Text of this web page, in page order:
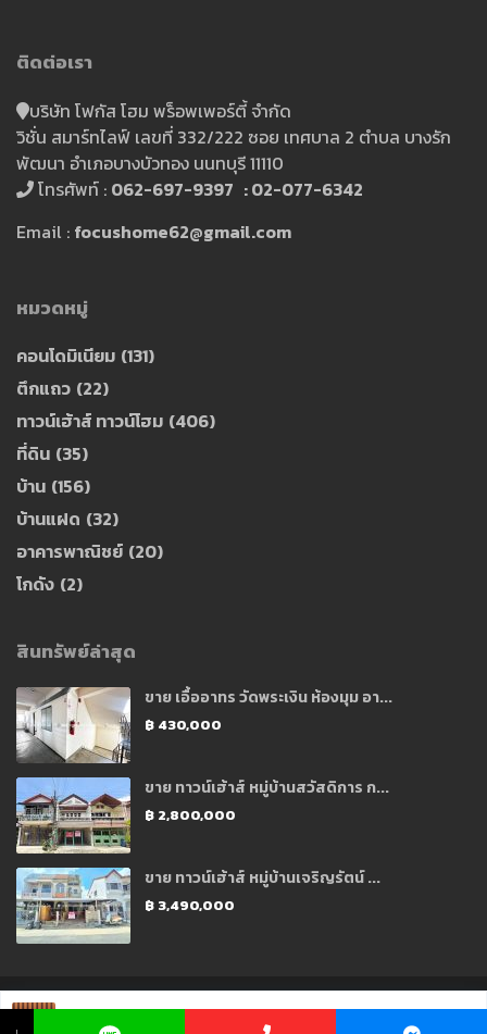
ติดต่อเรา
บริษัท โฟกัส โฮม พร็อพเพอร์ตี้ จำกัด
วิชั่น สมาร์ทไลฟ์ เลขที่ 332/222 ซอย เทศบาล 2 ตำบล บางรัก
พัฒนา อำเภอบางบัวทอง นนทบุรี 11110
โทรศัพท์ : 062-697-9397 : 02-077-6342
Email : focushome62@gmail.com
หมวดหมู่
คอนโดมิเนียม (131)
ตึกแถว (22)
ทาวน์เฮ้าส์ ทาวน์โฮม (406)
ที่ดิน (35)
บ้าน (156)
บ้านแฝด (32)
อาคารพาณิชย์ (20)
โกดัง (2)
สินทรัพย์ล่าสุด
ขาย เอื้ออาทร วัดพระเงิน ห้องมุม อา...
฿ 430,000
ขาย ทาวน์เฮ้าส์ หมู่บ้านสวัสดิการ ก...
฿ 2,800,000
ขาย ทาวน์เฮ้าส์ หมู่บ้านเจริญรัตน์ ...
฿ 3,490,000
Copyright 2021 © Designed and Developed by CJ Soft Co., Ltd.
คุณ มีน ☏ 093